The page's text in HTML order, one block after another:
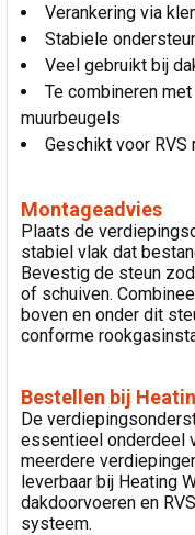
Verankering via
Stabiele
Veel gebruikt bij
Te combineren
muurbeugels
Geschikt voor
Montageadvies
Plaats de
stabiel vlak dat
Bevestig de steun
of schuiven.
boven en onder dit
conforme
Bestellen bij
De
essentieel onderdeel
meerdere
leverbaar bij Heating
dakdoorvoeren en
systeem.